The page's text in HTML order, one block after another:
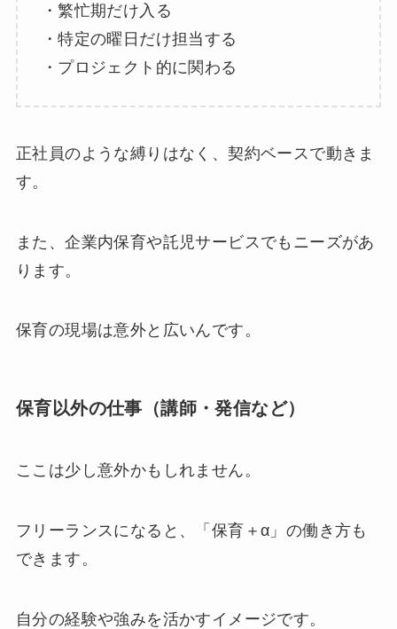
・繁忙期だけ入る
・特定の曜日だけ担当する
・プロジェクト的に関わる
正社員のような縛りはなく、契約ベースで動きま
す。
また、企業内保育や託児サービスでもニーズがあ
ります。
保育の現場は意外と広いんです。
保育以外の仕事（講師・発信など）
ここは少し意外かもしれません。
フリーランスになると、「保育＋α」の働き方も
できます。
自分の経験や強みを活かすイメージです。